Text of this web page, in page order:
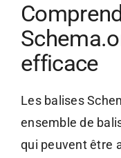
efficace
Les balises
ensemble de
qui peuvent être